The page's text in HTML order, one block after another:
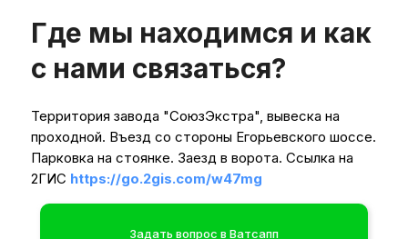
исполнен из нерэавеющей стали АИСИ 304.
Фурнитура Movex.
Территория завода "СоюзЭкстра", вывеска на
проходной. Въезд со стороны Егорьевского шоссе.
Парковка на стоянке. Заезд в ворота. Ссылка на
2ГИС https://go.2gis.com/w47mg
Где мы находимся и как
с нами связаться?
Задать вопрос в Ватсапп